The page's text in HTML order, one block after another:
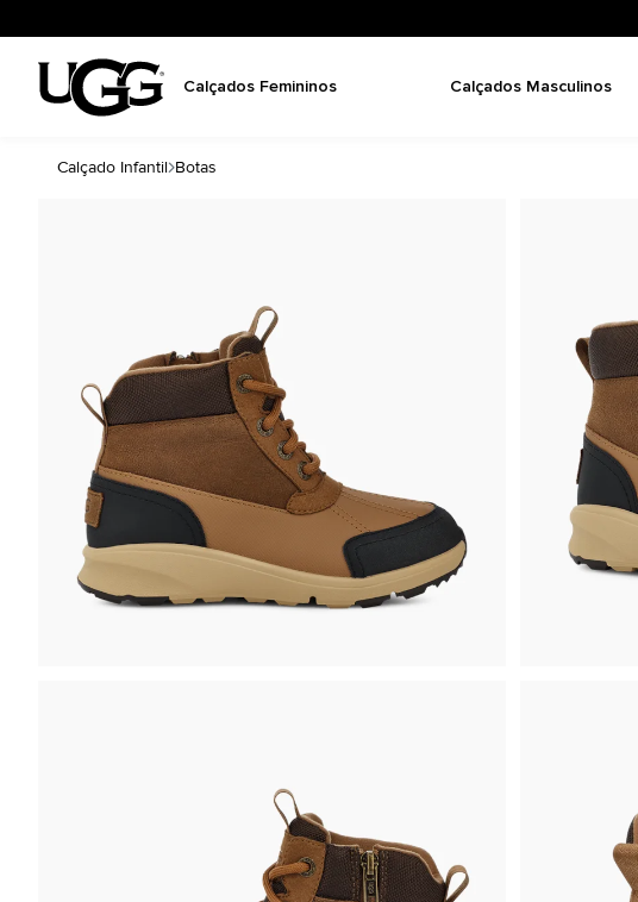
Calçados Femininos Calçados Masculinos
Calçado Infantil Botas